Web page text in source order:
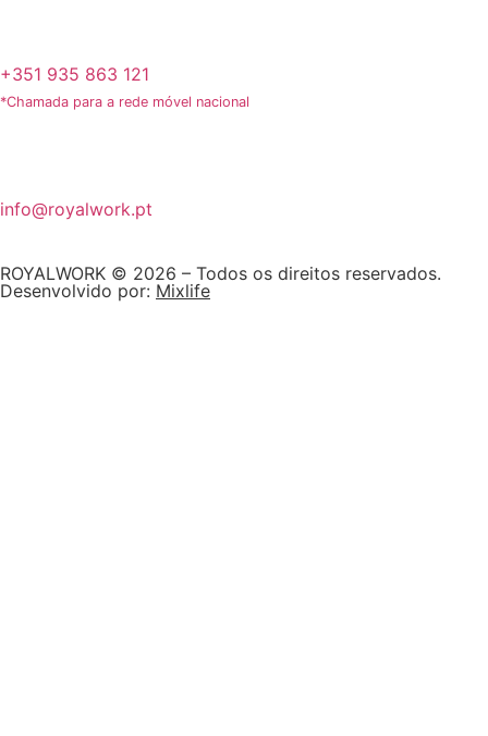
+351 935 863 121
*Chamada para a rede móvel nacional
info@royalwork.pt
ROYALWORK © 2026 – Todos os direitos reservados.
Desenvolvido por: Mixlife